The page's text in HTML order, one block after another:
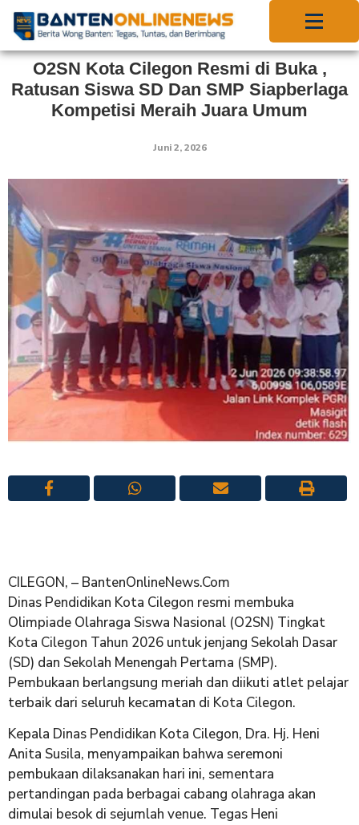
O2SN Kota Cilegon Resmi di Buka ,
Ratusan Siswa SD Dan SMP Siapberlaga
Kompetisi Meraih Juara Umum
Juni 2, 2026
CILEGON, – BantenOnlineNews.Com
Dinas Pendidikan Kota Cilegon resmi membuka
Olimpiade Olahraga Siswa Nasional (O2SN) Tingkat
Kota Cilegon Tahun 2026 untuk jenjang Sekolah Dasar
(SD) dan Sekolah Menengah Pertama (SMP).
Pembukaan berlangsung meriah dan diikuti atlet pelajar
terbaik dari seluruh kecamatan di Kota Cilegon.
Kepala Dinas Pendidikan Kota Cilegon, Dra. Hj. Heni
Anita Susila, menyampaikan bahwa seremoni
pembukaan dilaksanakan hari ini, sementara
pertandingan pada berbagai cabang olahraga akan
dimulai besok di sejumlah venue. Tegas Heni